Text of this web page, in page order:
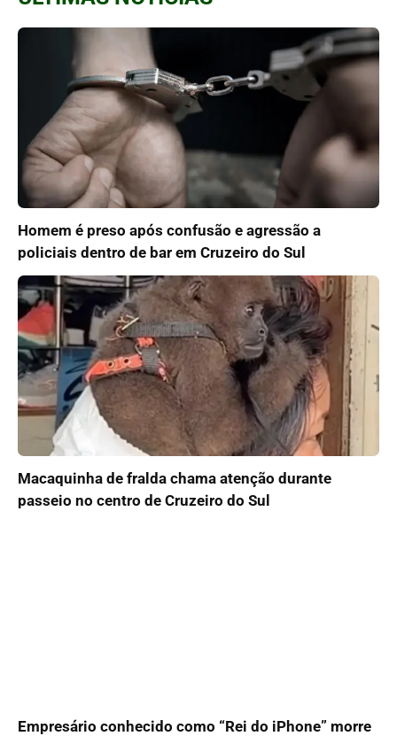
Homem é preso após confusão e agressão a
policiais dentro de bar em Cruzeiro do Sul
Macaquinha de fralda chama atenção durante
passeio no centro de Cruzeiro do Sul
Empresário conhecido como “Rei do iPhone” morre